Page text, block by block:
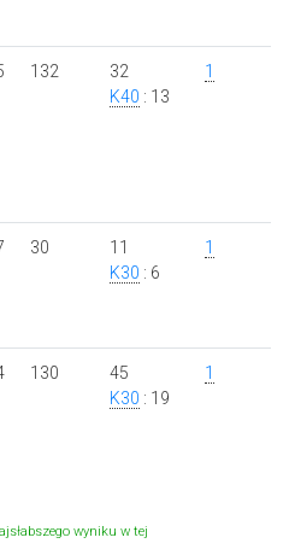
132
32
K40 : 13
1
30
11
K30 : 6
1
130
45
K30 : 19
1
wyniku w tej